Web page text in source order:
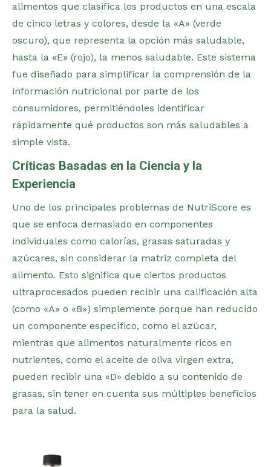
alimentos que clasifica los productos en una escala
de cinco letras y colores, desde la «A» (verde
oscuro), que representa la opción más saludable,
hasta la «E» (rojo), la menos saludable. Este sistema
fue diseñado para simplificar la comprensión de la
información nutricional por parte de los
consumidores, permitiéndoles identificar
rápidamente qué productos son más saludables a
simple vista.
Críticas Basadas en la Ciencia y la
Experiencia
Uno de los principales problemas de NutriScore es
que se enfoca demasiado en componentes
individuales como calorías, grasas saturadas y
azúcares, sin considerar la matriz completa del
alimento. Esto significa que ciertos productos
ultraprocesados pueden recibir una calificación alta
(como «A» o «B») simplemente porque han reducido
un componente específico, como el azúcar,
mientras que alimentos naturalmente ricos en
nutrientes, como el aceite de oliva virgen extra,
pueden recibir una «D» debido a su contenido de
grasas, sin tener en cuenta sus múltiples beneficios
para la salud​.